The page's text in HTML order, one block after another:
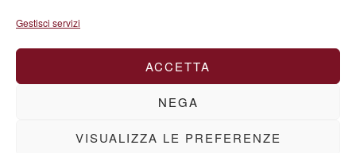
Gestisci servizi
ACCETTA
NEGA
VISUALIZZA LE PREFERENZE
Fond. Mons. Alessandro Marangoni © 2025 | P.IVA